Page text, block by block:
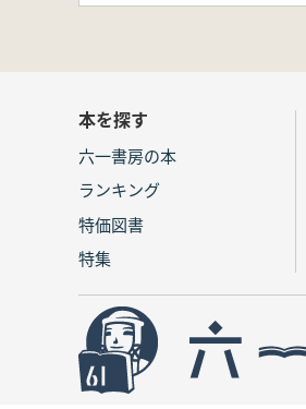
本を探す
六一書房の本
ランキング
特価図書
特集